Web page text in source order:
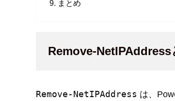
まとめ
Remove-NetIPAddress
Remove-NetIPAddress は、